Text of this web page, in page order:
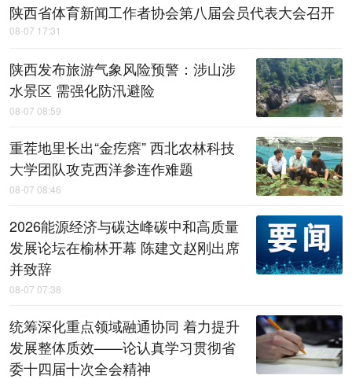
陕西省体育新闻工作者协会第八届会员代表大会召开
08-07 17:31
陕西发布旅游气象风险预警：涉山涉
水景区 需强化防汛避险
08-07 08:59
重茬地里长出“金疙瘩” 西北农林科技
大学团队攻克西洋参连作难题
08-07 08:46
2026能源经济与碳达峰碳中和高质量
发展论坛在榆林开幕 陈建文赵刚出席
并致辞
08-07 07:38
统筹深化重点领域融通协同 着力提升
发展整体质效——论认真学习贯彻省
委十四届十次全会精神